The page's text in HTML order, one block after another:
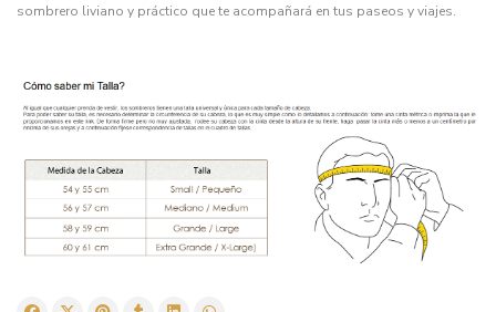
sombrero liviano y práctico que te acompañará en tus paseos y viajes.